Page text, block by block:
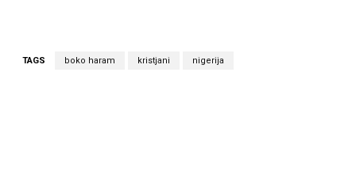
TAGS boko haram kristjani nigerija